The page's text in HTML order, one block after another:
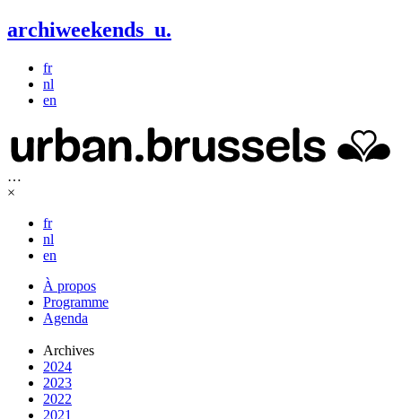
archiweekends u.
fr
nl
en
…
×
fr
nl
en
À propos
Programme
Agenda
Archives
2024
2023
2022
2021